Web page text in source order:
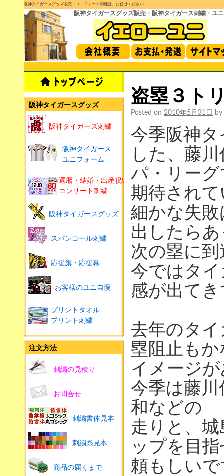
阪神タイガースグッズ販売・ユニフォーム刺繍は、お任せください
阪神タイガースグッズ販売・阪神タイガース刺繍・ユ
盗塁３ト
Posted on 2010年5月31日 by
今季阪神
した、藤
パ・リー
期待され
細かな失
出したら
次の塁に
今ではタ
感が出て
去年のタ
塁阻止も
イメージ
今季は藤
和などの
走りと、
ップを目
頼もしい
阪神タイガースグッズ
阪神タイガーズ刺繍
阪神タイガース
ユニフォーム
還暦・結婚・出産祝い
コンサート刺繍
阪神タイガースグッズ
スパンコール刺繍
応援旗・応援幕
お客様のユニ自慢
プリントタオル
プリント刺繍
注文方法
刺繍の見積り
お問合せ
刺繍書体見本
刺繍糸見本
商品の届くまで